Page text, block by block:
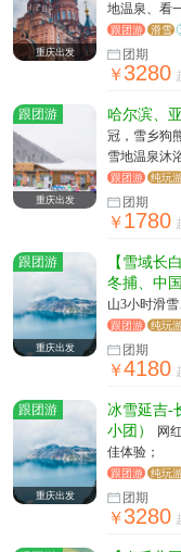
重庆出发
地温泉、看
次雪山日出
跟团游 滑雪
团期
￥3280
跟团游
重庆出发
哈尔滨、
冠，雪乡狗
雪地温泉沐
马 越野车穿
跟团游 纯玩
团期
￥1780
跟团游
重庆出发
【雪域长
冬捕、中
山3小时滑
行， 吉黑环
漏！
跟团游 纯玩
团期
￥4180
跟团游
重庆出发
冰雪延吉-
小团）
网
佳体验；
跟团游 纯玩
团期
￥3280